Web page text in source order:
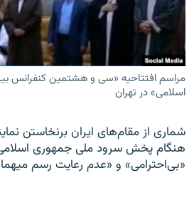
مراسم افتتاحیه «سی و هشتمین کنفرانس
اسلامی» در تهران
شماری از مقام‌های ایران برنخاستن
هنگام پخش سرود ملی جمهوری اسلامی
«بی‌احترامی» و «عدم رعایت رسم